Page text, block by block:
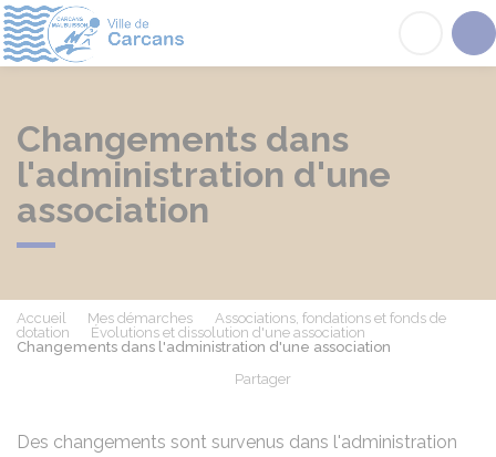
Changements dans
l'administration d'une
association
Accueil Mes démarches
Associations, fondations et fonds de
dotation
Évolutions et dissolution d'une association
Changements dans l'administration d'une association
Partager
Des changements sont survenus dans l'administration